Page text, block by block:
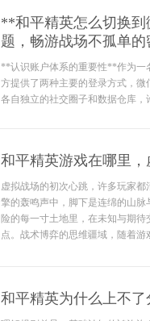
**和平精英怎么切换
题，畅游战场不孤单
**认识账户体系的重要性**作为一
方提供了两种主要的登录方式，
各自独立的社交圈子和数据仓库
和平精英游戏在哪里
虚拟战场的初次心跳，许多玩家
擎的轰鸣声中，脚下是连绵的山
险的每一寸土地里，在未知与期
点。战术博弈的思维疆域，随着
和平精英为什么上不